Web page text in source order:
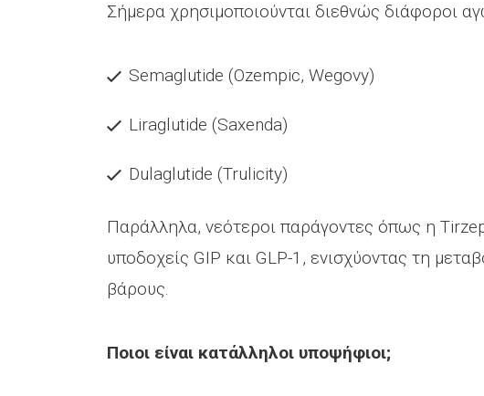
Σήμερα χρησιμοποιούνται διεθνώς διάφοροι
Semaglutide (Ozempic, Wegovy)
Liraglutide (Saxenda)
Dulaglutide (Trulicity)
Παράλληλα, νεότεροι παράγοντες όπως η
υποδοχείς GIP και GLP-1, ενισχύοντας τη
βάρους.
Ποιοι είναι κατάλληλοι υποψήφιοι;